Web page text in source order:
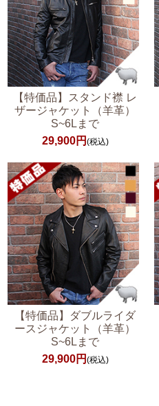
【特価品】スタンド襟 レ
ザージャケット（羊革）
S~6Lまで
29,900円 (税込)
【特価品】ダブルライダ
ースジャケット（羊革）
S~6Lまで
29,900円 (税込)